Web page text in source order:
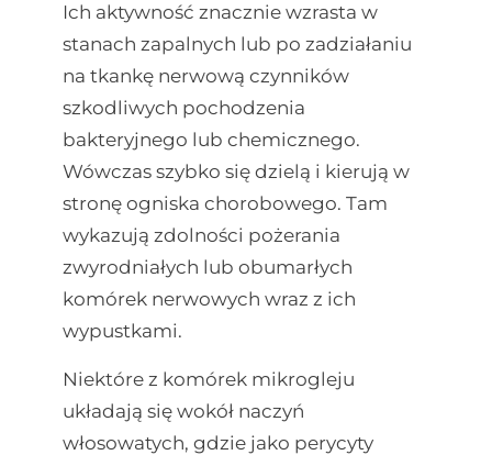
Ich aktywność znacznie wzrasta w
stanach zapalnych lub po zadziałaniu
na tkankę nerwową czynników
szkodliwych pochodzenia
bakteryjnego lub chemicznego.
Wówczas szybko się dzielą i kierują w
stronę ogniska chorobowego. Tam
wykazują zdolności pożerania
zwyrodniałych lub obumarłych
komórek nerwowych wraz z ich
wypustkami.
Niektóre z komórek mikrogleju
układają się wokół naczyń
włosowatych, gdzie jako perycyty